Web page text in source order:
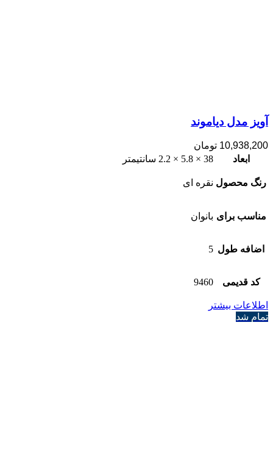
آویز مدل دیاموند
10,938,200 تومان
ابعاد
38 × 5.8 × 2.2 سانتیمتر
رنگ محصول نقره ای
مناسب برای بانوان
اضافه طول 5
کد قدیمی 9460
اطلاعات بیشتر
تمام شد